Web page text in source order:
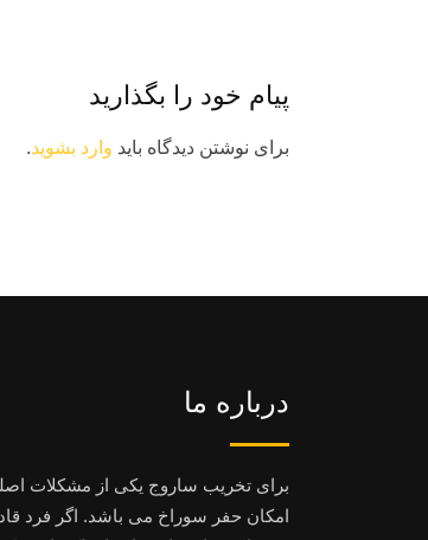
پیام خود را بگذارید
برای نوشتن دیدگاه باید وارد بشوید.
درباره ما
برای تخریب ساروج یکی از مشکلات
امکان حفر سوراخ می باشد. اگر فرد